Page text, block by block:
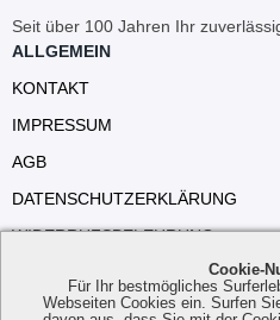
Cookie-
Für Ihr bestmögliches
Webseiten Cookies ein. Surfen
Seit über 100 Jahren Ihr
ALLGEMEIN
KONTAKT
IMPRESSUM
AGB
DATENSCHUTZERKLÄRUNG
WIDERRUFSBELEHRUNG